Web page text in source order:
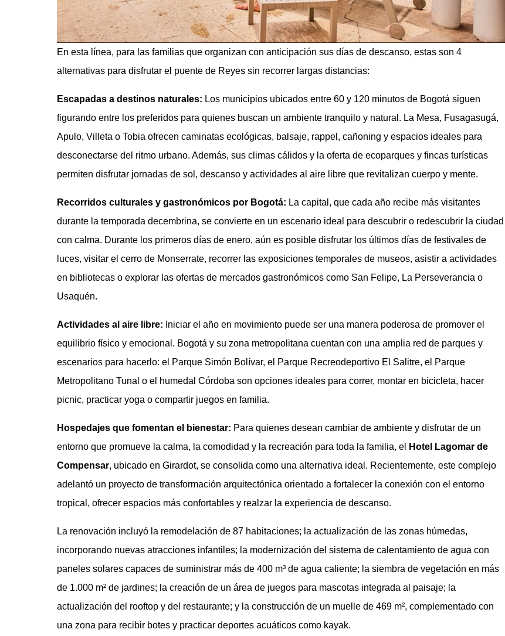
En esta línea, para las familias que organizan con anticipación sus días de descanso, estas son 4
alternativas para disfrutar el puente de Reyes sin recorrer largas distancias:
Escapadas a destinos naturales: Los municipios ubicados entre 60 y 120 minutos de Bogotá siguen
figurando entre los preferidos para quienes buscan un ambiente tranquilo y natural. La Mesa, Fusagasugá,
Apulo, Villeta o Tobia ofrecen caminatas ecológicas, balsaje, rappel, cañoning y espacios ideales para
desconectarse del ritmo urbano. Además, sus climas cálidos y la oferta de ecoparques y fincas turísticas
permiten disfrutar jornadas de sol, descanso y actividades al aire libre que revitalizan cuerpo y mente.
Recorridos culturales y gastronómicos por Bogotá: La capital, que cada año recibe más visitantes
durante la temporada decembrina, se convierte en un escenario ideal para descubrir o redescubrir la ciudad
con calma. Durante los primeros días de enero, aún es posible disfrutar los últimos días de festivales de
luces, visitar el cerro de Monserrate, recorrer las exposiciones temporales de museos, asistir a actividades
en bibliotecas o explorar las ofertas de mercados gastronómicos como San Felipe, La Perseverancia o
Usaquén.
Actividades al aire libre: Iniciar el año en movimiento puede ser una manera poderosa de promover el
equilibrio físico y emocional. Bogotá y su zona metropolitana cuentan con una amplia red de parques y
escenarios para hacerlo: el Parque Simón Bolívar, el Parque Recreodeportivo El Salitre, el Parque
Metropolitano Tunal o el humedal Córdoba son opciones ideales para correr, montar en bicicleta, hacer
picnic, practicar yoga o compartir juegos en familia.
Hospedajes que fomentan el bienestar: Para quienes desean cambiar de ambiente y disfrutar de un
entorno que promueve la calma, la comodidad y la recreación para toda la familia, el
Hotel Lagomar de
Compensar, ubicado en Girardot, se consolida como una alternativa ideal. Recientemente, este complejo
adelantó un proyecto de transformación arquitectónica orientado a fortalecer la conexión con el entorno
tropical, ofrecer espacios más confortables y realzar la experiencia de descanso.
La renovación incluyó la remodelación de 87 habitaciones; la actualización de las zonas húmedas,
incorporando nuevas atracciones infantiles; la modernización del sistema de calentamiento de agua con
paneles solares capaces de suministrar más de 400 m³ de agua caliente; la siembra de vegetación en más
de 1.000 m² de jardines; la creación de un área de juegos para mascotas integrada al paisaje; la
actualización del rooftop y del restaurante; y la construcción de un muelle de 469 m², complementado con
una zona para recibir botes y practicar deportes acuáticos como kayak.